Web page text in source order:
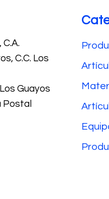
C.A.
C.C. Los
Guayos
Postal